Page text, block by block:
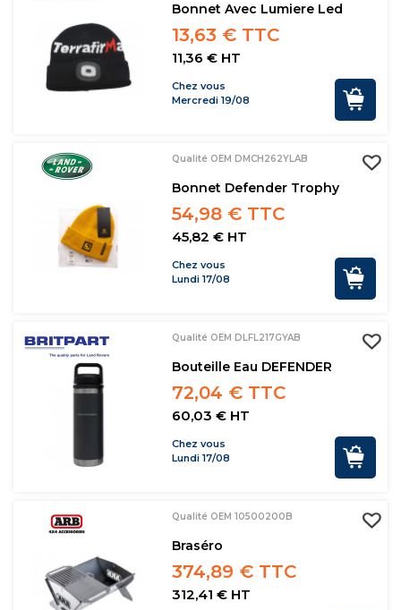
Bonnet Avec Lumiere Led
13,63 € TTC
11,36 € HT
Chez vous
Mercredi 19/08
Qualité OEM DMCH262YLAB
Bonnet Defender Trophy
54,98 € TTC
45,82 € HT
Chez vous
Lundi 17/08
Qualité OEM DLFL217GYAB
Bouteille Eau DEFENDER
72,04 € TTC
60,03 € HT
Chez vous
Lundi 17/08
Qualité OEM 10500200B
Braséro
374,89 € TTC
312,41 € HT